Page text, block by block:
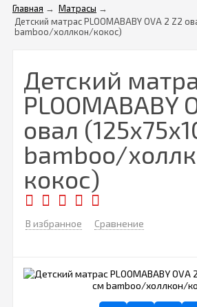
Главная → Матрасы →
Детский матрас PLOOMABABY OVA 2 Z2
bamboo/холлкон/кокос)
Детский
PLOOMABABY
овал
bamboo/
кокос)
В избранное Сравнение